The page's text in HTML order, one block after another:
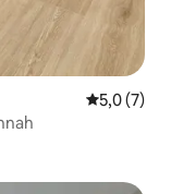
55,0 (7)